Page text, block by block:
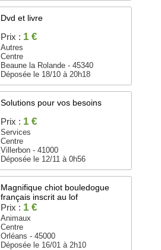
Dvd et livre
Prix : 1 €
Autres
Centre
Beaune la Rolande - 45340
Déposée le 18/10 à 20h18
Solutions pour vos besoins
Prix : 1 €
Services
Centre
Villerbon - 41000
Déposée le 12/11 à 0h56
Magnifique chiot bouledogue
français inscrit au lof
Prix : 1 €
Animaux
Centre
Orléans - 45000
Déposée le 16/01 à 2h10